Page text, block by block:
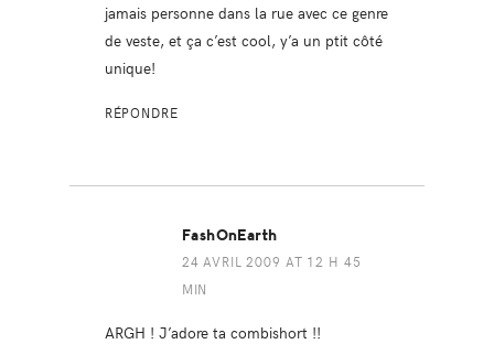
jamais personne dans la rue avec ce genre
de veste, et ça c’est cool, y’a un ptit côté
unique!
RÉPONDRE
FashOnEarth
24 AVRIL 2009 AT 12 H 45
MIN
ARGH ! J’adore ta combishort !!